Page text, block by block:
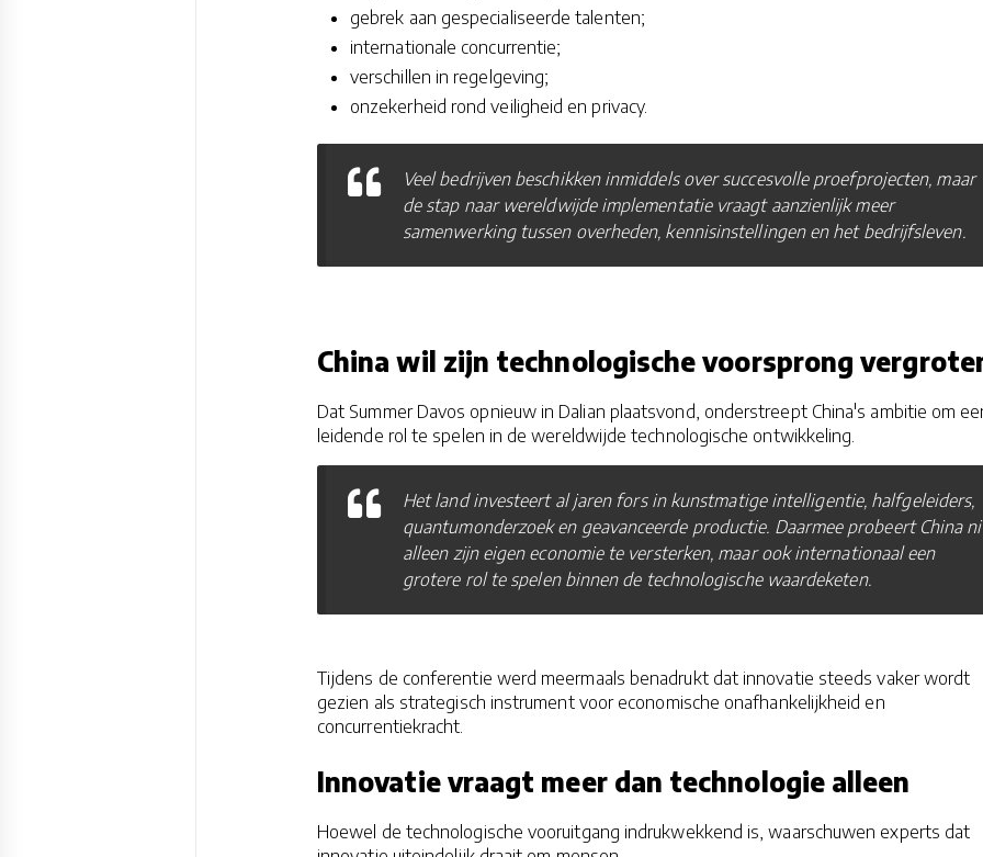
gebrek aan gespecialiseerde talenten;
internationale concurrentie;
verschillen in regelgeving;
onzekerheid rond veiligheid en privacy.
Veel bedrijven beschikken inmiddels over succesvolle proefprojecten, maar
de stap naar wereldwijde implementatie vraagt aanzienlijk meer
samenwerking tussen overheden, kennisinstellingen en het bedrijfsleven.
China wil zijn technologische voorsprong
Dat Summer Davos opnieuw in Dalian plaatsvond, onderstreept China's ambitie om
leidende rol te spelen in de wereldwijde technologische ontwikkeling.
Het land investeert al jaren fors in kunstmatige intelligentie, halfgeleiders,
quantumonderzoek en geavanceerde productie. Daarmee probeert China
alleen zijn eigen economie te versterken, maar ook internationaal een
grotere rol te spelen binnen de technologische waardeketen.
Tijdens de conferentie werd meermaals benadrukt dat innovatie steeds vaker wordt
gezien als strategisch instrument voor economische onafhankelijkheid en
concurrentiekracht.
Innovatie vraagt meer dan technologie alleen
Hoewel de technologische vooruitgang indrukwekkend is, waarschuwen experts dat